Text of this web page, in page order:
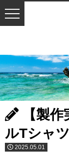
【製
ルTシャツ
2025.05.01